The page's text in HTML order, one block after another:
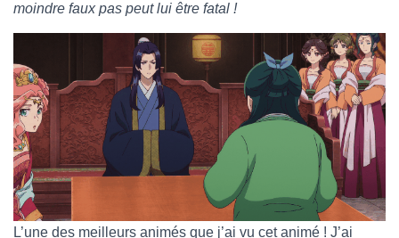
moindre faux pas peut lui être fatal !
L’une des meilleurs animés que j’ai vu cet animé ! J’ai